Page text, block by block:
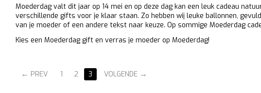
Moederdag valt dit jaar op 14 mei en op deze dag kan een leuk cadeau
verschillende gifts voor je klaar staan. Zo hebben wij leuke ballonnen,
van je moeder of een andere tekst naar keuze. Op sommige Moederdag
Kies een Moederdag gift en verras je moeder op Moederdag!
PREV 1 2 3 VOLGENDE